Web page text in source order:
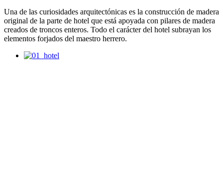
Una de las curiosidades arquitectónicas es la construcción de madera
original de la parte de hotel que está apoyada con pilares de madera
creados de troncos enteros. Todo el carácter del hotel subrayan los
elementos forjados del maestro herrero.